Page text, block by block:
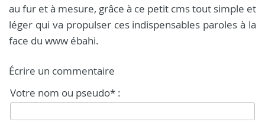
au fur et à mesure, grâce à ce petit cms tout simple et
léger qui va propulser ces indispensables paroles à la
face du www ébahi.
Écrire un commentaire
Votre nom ou pseudo* :